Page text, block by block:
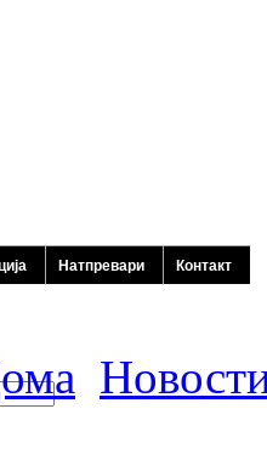
Натпревари Контакт